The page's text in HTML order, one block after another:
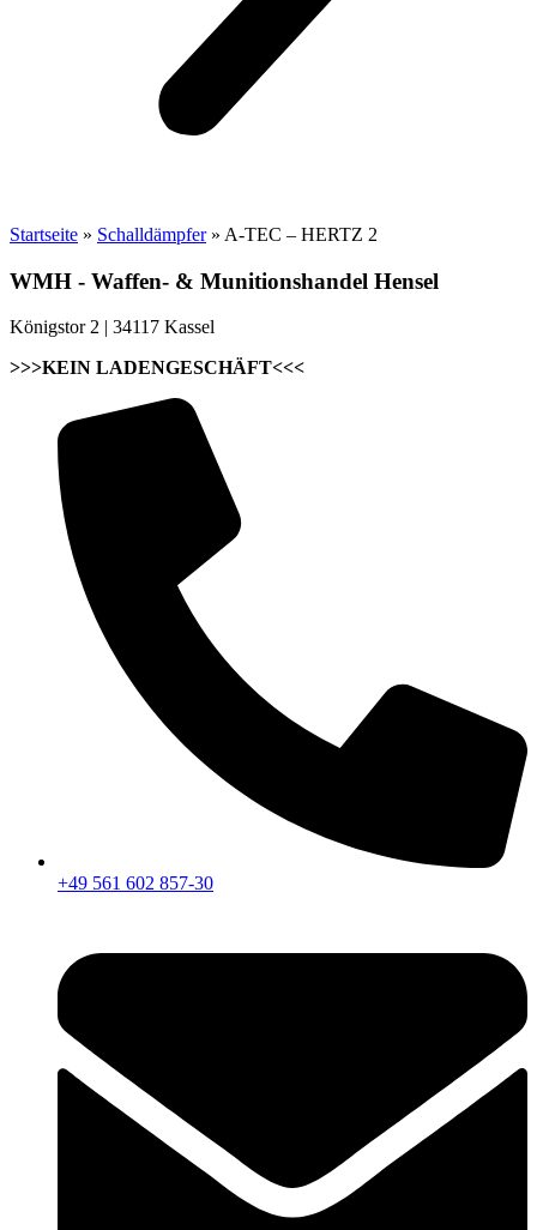
Startseite » Schalldämpfer» A-TEC – HERTZ 2
WMH - Waffen- & Munitionshandel Hensel
Königstor 2 | 34117 Kassel
>>>KEIN LADENGESCHÄFT<<<
+49 561 602 857-30